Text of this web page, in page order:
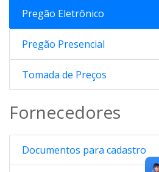
Pregão Eletrônico
Pregão Presencial
Tomada de Preços
Fornecedores
Documentos para cadastro